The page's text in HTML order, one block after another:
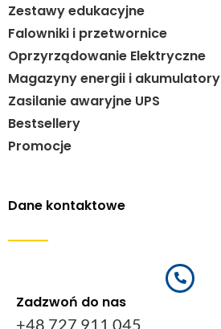
Zestawy edukacyjne
Falowniki i przetwornice
Oprzyrządowanie Elektryczne
Magazyny energii i akumulatory
Zasilanie awaryjne UPS
Bestsellery
Promocje
Dane kontaktowe
Zadzwoń do nas
+48 727 911 045